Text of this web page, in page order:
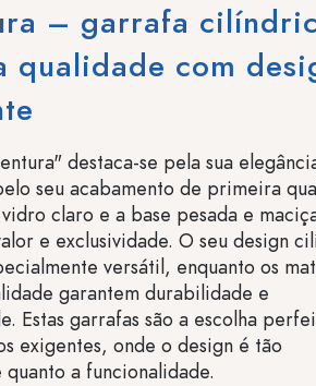
– garrafa
qualidade com
destaca-se pela sua
seu acabamento de primeira
claro e a base pesada e
e exclusividade. O seu design
versátil, enquanto os
garantem durabilidade e
Estas garrafas são a escolha
exigentes, onde o design é tão
a funcionalidade.